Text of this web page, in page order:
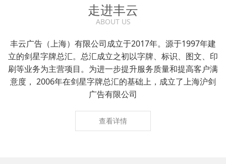
走进丰云
ABOUT US
丰云广告（上海）有限公司成立于2017年。源于1997年建
立的剑星字牌总汇。总汇成立之初以字牌、标识、图文、印
刷等业务为主营项目。为进一步提升服务质量和提高客户满
意度， 2006年在剑星字牌总汇的基础上，成立了上海沪剑
广告有限公司
查看详情